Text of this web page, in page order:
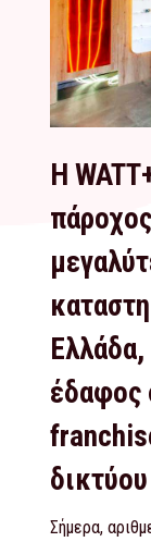
Η
Ελλάδα,
έδαφος
Σήμερα,